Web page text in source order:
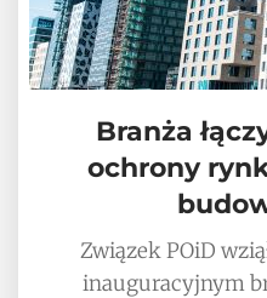
Branża
ochrony
Związek POiD
inauguracyjnym